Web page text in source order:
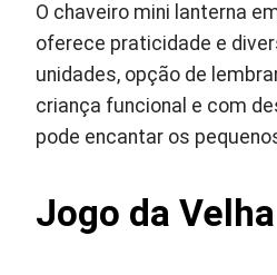
O chaveiro mini lanterna
oferece praticidade e
unidades, opção de
criança funcional e com
pode encantar os
Jogo da Velha